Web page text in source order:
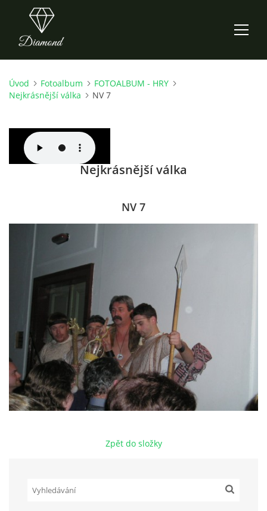
ÚVOD
O NÁS
KDY, KDE A CO HRAJEME
HRY OD ROKU 1973
VIDEOZÁZNAMY Z HER
FOTOALBUM
ČLENOVÉ - SOUČASNOST
Úvod Fotoalbum
FOTOALBUM - HRY
Nejkrásnější válka
NV 7
Nejkrásnější válka
NV 7
Zpět do složky